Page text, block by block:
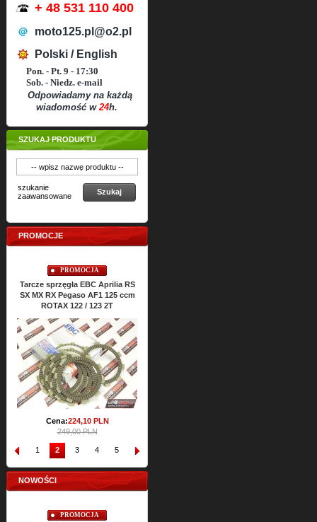
+ 48 531 110 400
moto125.pl@o2.pl
Polski / English
Pon. - Pt. 9 - 17:30
Sob. - Niedz. e-mail
Odpowiadamy na każdą
wiadomość w24h.
SZUKAJ PRODUKTU
szukanie
zaawansowane
Szukaj
PROMOCJE
PROMOCJA
Tarcze sprzęgła EBC Aprilia RS
SX MX RX Pegaso AF1 125 ccm
ROTAX 122 / 123 2T
Cena:224,10PLN
249,00 PLN
1 2 3 4 5 6
NOWOŚCI
PROMOCJA